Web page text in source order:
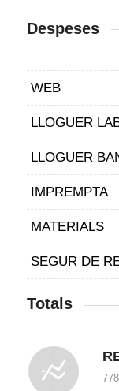
Despeses
WEB
LLOGUER
LLOGUER
IMPREMPTA
MATERIALS
SEGUR DE
Totals